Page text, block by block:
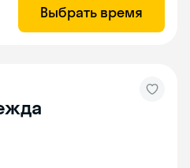
Выбрать время